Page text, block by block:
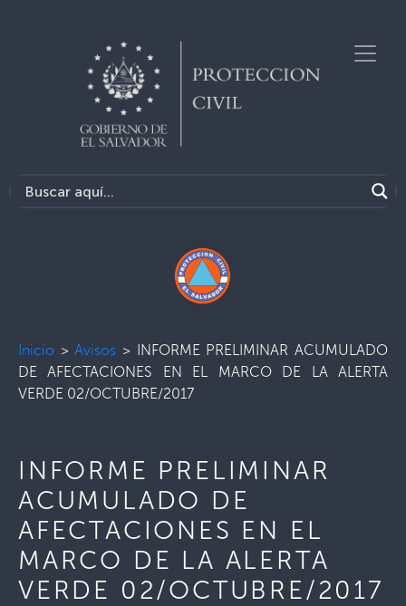
Inicio >Avisos > INFORME PRELIMINAR ACUMULADO
DE AFECTACIONES EN EL MARCO DE LA ALERTA
VERDE 02/OCTUBRE/2017
INFORME PRELIMINAR
ACUMULADO DE
AFECTACIONES EN EL
MARCO DE LA ALERTA
VERDE 02/OCTUBRE/2017